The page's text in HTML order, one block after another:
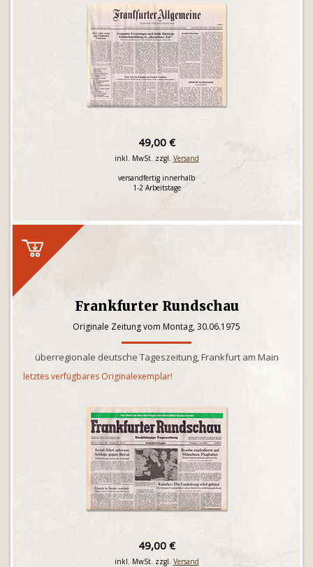
49,00 €
inkl. MwSt. zzgl. Versand
versandfertig innerhalb
1-2 Arbeitstage
Frankfurter Rundschau
Originale Zeitung vom Montag, 30.06.1975
überregionale deutsche Tageszeitung, Frankfurt am Main
letztes verfügbares Originalexemplar!
49,00 €
inkl. MwSt. zzgl. Versand